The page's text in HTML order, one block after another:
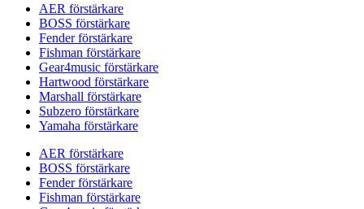
AER förstärkare
BOSS förstärkare
Fender förstärkare
Fishman förstärkare
Gear4music förstärkare
Hartwood förstärkare
Marshall förstärkare
Subzero förstärkare
Yamaha förstärkare
AER förstärkare
BOSS förstärkare
Fender förstärkare
Fishman förstärkare